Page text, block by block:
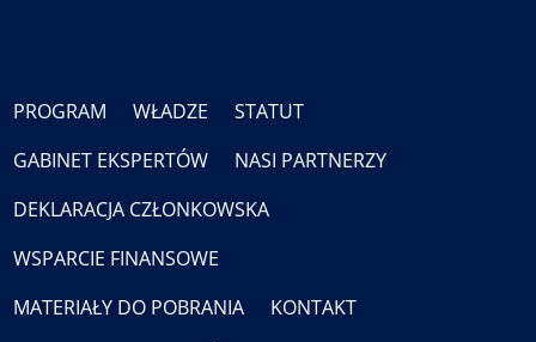
PROGRAM WŁADZE
STATUT
GABINET EKSPERTÓW
NASI PARTNERZY
DEKLARACJA CZŁONKOWSKA
WSPARCIE FINANSOWE
MATERIAŁY DO POBRANIA
KONTAKT